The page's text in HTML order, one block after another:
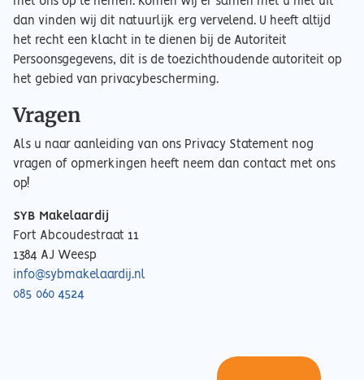
dan vinden wij dit natuurlijk erg vervelend. U heeft altijd
het recht een klacht in te dienen bij de Autoriteit
Persoonsgegevens, dit is de toezichthoudende autoriteit op
het gebied van privacybescherming.
Vragen
Als u naar aanleiding van ons Privacy Statement nog
vragen of opmerkingen heeft neem dan contact met ons
op!
SYB Makelaardij
Fort Abcoudestraat 11
1384 AJ Weesp
info@sybmakelaardij.nl
085 060 4524